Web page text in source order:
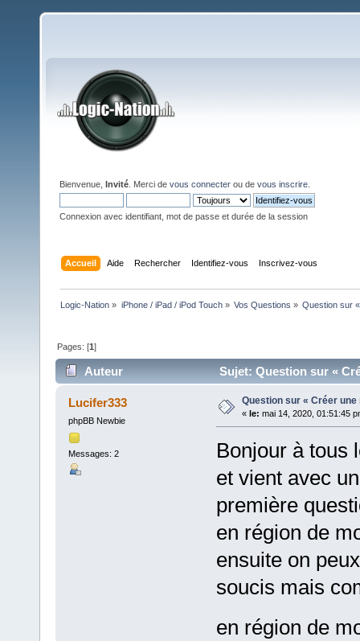
Bienvenue, Invité . Merci de vous connecter ou de vous inscrire
Connexion avec identifiant, mot de passe et durée de la session
Accueil Aide Rechercher Identifiez-vous Inscrivez-vous
Logic-Nation » iPhone / iPad / iPod Touch» Vos Questions » Question sur
Pages: [1]
Auteur Sujet: Question sur «
Lucifer333
phpBB Newbie
Messages: 2
Question sur « Créer une
« le: mai 14, 2020, 01:51:45
Bonjour à tous
et vient avec
première
en région de
ensuite on
soucis mais
en région de